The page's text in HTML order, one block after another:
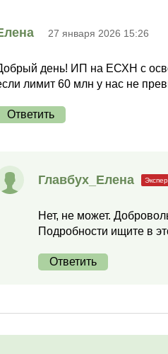
27 января 2026 15:26
день! ИП на ЕСХН с
лимит 60 млн у нас не
Ответить
Главбух_Елена
Нет, не может.
Подробности ищите в
Ответить